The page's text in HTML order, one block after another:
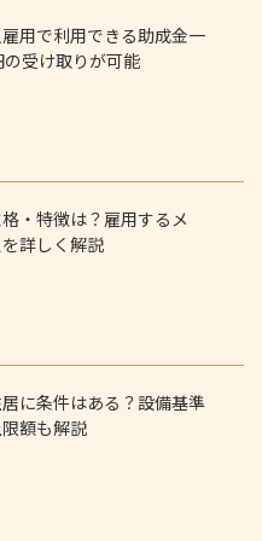
雇用で利用できる助成金一
受け取りが可能
・特徴は？雇用するメ
詳しく解説
に条件はある？設備基準
額も解説